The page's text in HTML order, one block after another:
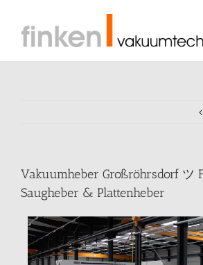
content
Vakuumheber Großröhrsdorf ツ
Saugheber & Plattenheber